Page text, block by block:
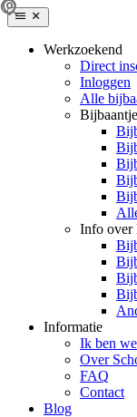
Werkzoekend
Direct
Inloggen
Alle
Info over
Informatie
Ik ben
Over
FAQ
Contact
Blog